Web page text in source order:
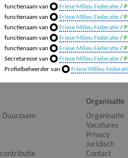
functienaam van
Friese Milieu Federatie / P
functienaam van
Friese Milieu Federatie / P
functienaam van
Friese Milieu Federatie / P
functienaam van
Friese Milieu Federatie / P
functienaam van
Friese Milieu Federatie / P
Secretaresse van
Friese Milieu Federatie / P
Profielbeheerder van
Friese Milieu
Duurzaam
Organisatie
Organisatie
Vacatures
Privacy
Juridisch
Contact